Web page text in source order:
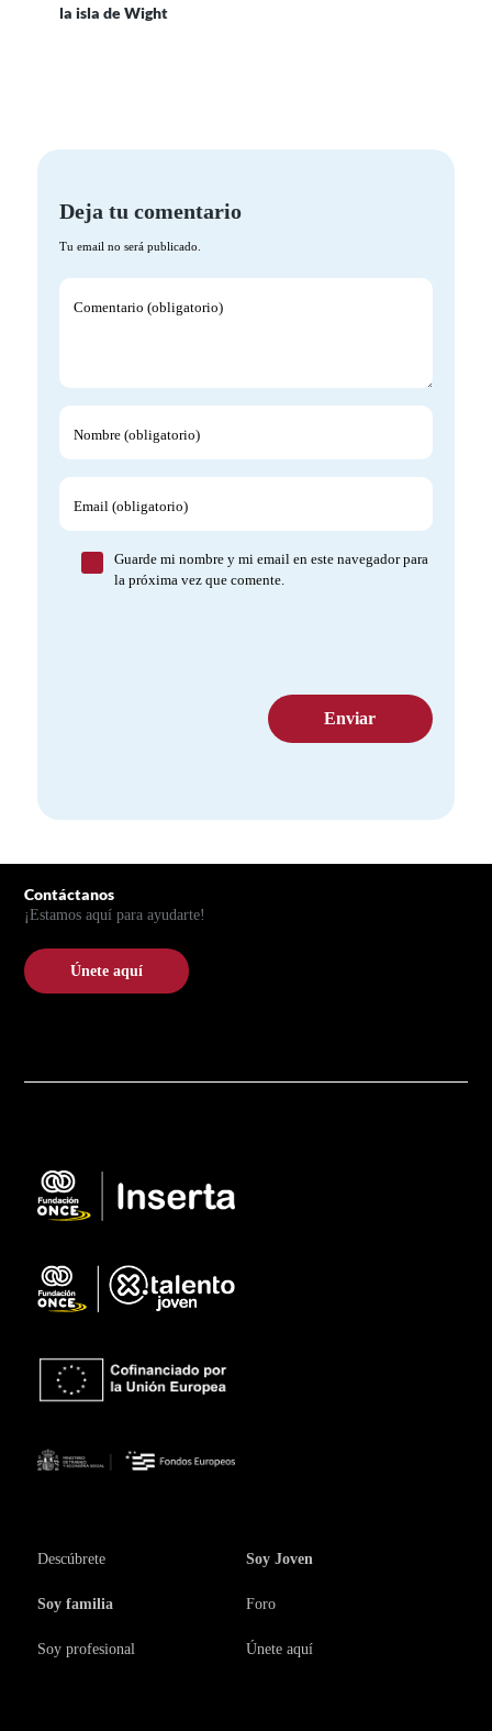
la isla de Wight
Deja tu comentario
Tu email no será publicado.
Comentario (obligatorio)
Nombre (obligatorio)
Email (obligatorio)
Guarde mi nombre y mi email en este navegador para
la próxima vez que comente.
Descúbrete Soy Joven
Soy familia Foro
Soy profesional Únete aquí
Contáctanos
¡Estamos aquí para ayudarte!
Únete aquí